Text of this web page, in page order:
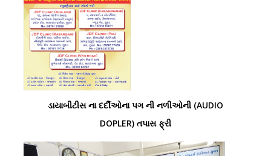
ડાયાબીટીસ ના દર્દીઓના પગ ની નળીઓની (AUDIO
DOPLER) તપાસ ફ્રી